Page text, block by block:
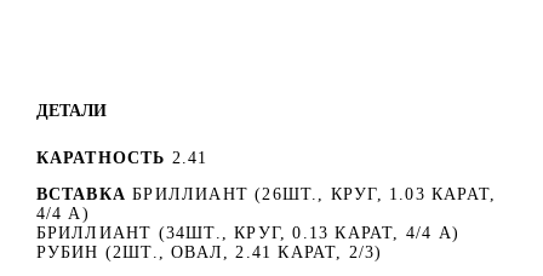
ДЕТАЛИ
КАРАТНОСТЬ 2.41
ВСТАВКА БРИЛЛИАНТ (26ШТ., КРУГ, 1.03 КАРАТ,
4/4 А)
БРИЛЛИАНТ (34ШТ., КРУГ, 0.13 КАРАТ, 4/4 А)
РУБИН (2ШТ., ОВАЛ, 2.41 КАРАТ, 2/3)